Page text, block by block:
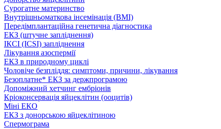
Сурогатне материнство
Внутрішньоматкова інсемінація (ВМІ)
Передімплантаційна генетична діагностика
ЕКЗ (штучне запліднення)
ІКСІ (ICSI) запліднення
Лікування азоспермії
ЕКЗ в природному циклі
Чоловіче безпліддя: симптоми, причини, лікування
Безоплатне* ЕКЗ за держпрограмою
Допоміжний хетчинг ембріонів
Кріоконсервація яйцеклітин (ооцитів)
Міні ЕКО
ЕКЗ з донорською яйцеклітиною
Спермограма